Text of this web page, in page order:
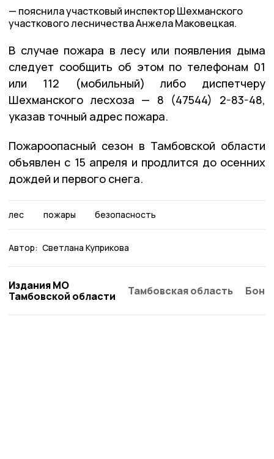
пояснила участковый инспектор Шехманского
участкового лесничества Анжела Маковецкая.
В случае пожара в лесу или появления дыма
следует сообщить об этом по телефонам 01
или 112 (мобильный) либо диспетчеру
Шехманского лесхоза — 8 (47544) 2-83-48,
указав точный адрес пожара.
Пожароопасный сезон в Тамбовской области
объявлен с 15 апреля и продлится до осенних
дождей и первого снега.
лес пожары безопасность
Автор: Светлана Куприкова
Издания МО
Тамбовской области
Тамбовская область